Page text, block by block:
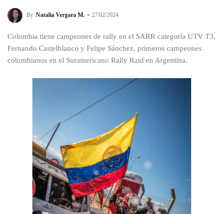
By Natalia Vergara M. 27/02/2024
Colombia tiene campeones de rally en el SARR categoría UTV T3,
Fernando Castelblanco y Felipe Sánchez, primeros campeones
colombianos en el Suramericano Rally Raid en Argentina.